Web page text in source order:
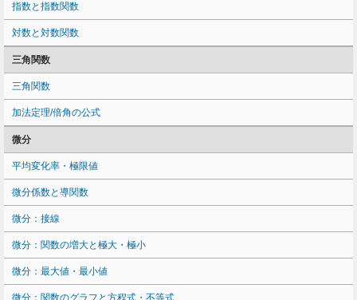
指数と指数関数
対数と対数関数
三角関数
三角関数
加法定理/倍角の公式
微分
平均変化率・極限値
微分係数と導関数
微分：接線
微分：関数の増大と極大・極小
微分：最大値・最小値
微分：関数のグラフと方程式・不等式